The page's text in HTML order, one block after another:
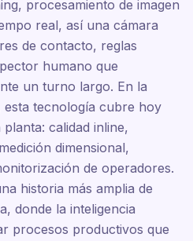
procesamiento de imagen
real, así una cámara
de contacto, reglas
humano que
un turno largo. En la
tecnología cubre hoy
calidad inline,
dimensional,
de operadores.
historia más amplia de
donde la inteligencia
procesos productivos que